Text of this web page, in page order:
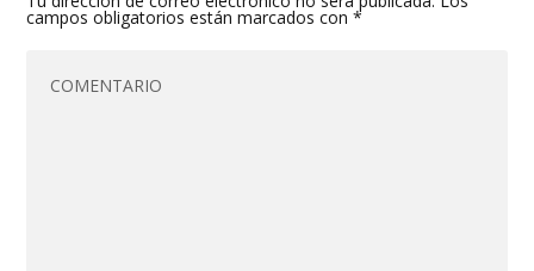
campos obligatorios están marcados con*